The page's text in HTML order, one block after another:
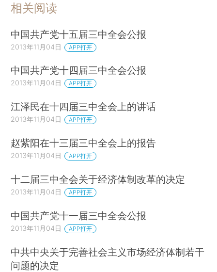
相关阅读
中国共产党十五届三中全会公报
2013年11月04日 APP打开
中国共产党十四届三中全会公报
2013年11月04日 APP打开
江泽民在十四届三中全会上的讲话
2013年11月04日 APP打开
赵紫阳在十三届三中全会上的报告
2013年11月04日 APP打开
十二届三中全会关于经济体制改革的决定
2013年11月04日 APP打开
中国共产党十一届三中全会公报
2013年11月04日 APP打开
中共中央关于完善社会主义市场经济体制若干
问题的决定